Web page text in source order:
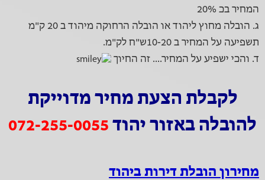
המחיר בכ 20%
ג. הובלה מחוץ ליהוד או הובלה הרחוקה מיהוד ב 20 ק"מ
תשפיעה על המחיר ב 10-20ש"ח לק"מ.
ד. והכי ישפיע על המחיר.... זה החיוך
לקבלת הצעת מחיר מדוייקת
להובלה באזור יהוד 072-255-0055
מחירון הובלת דירות ביהוד